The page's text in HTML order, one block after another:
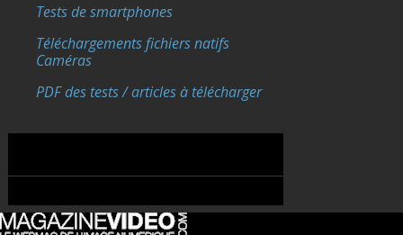
Tests de smartphones
Téléchargements fichiers natifs
Caméras
PDF des tests / articles à télécharger